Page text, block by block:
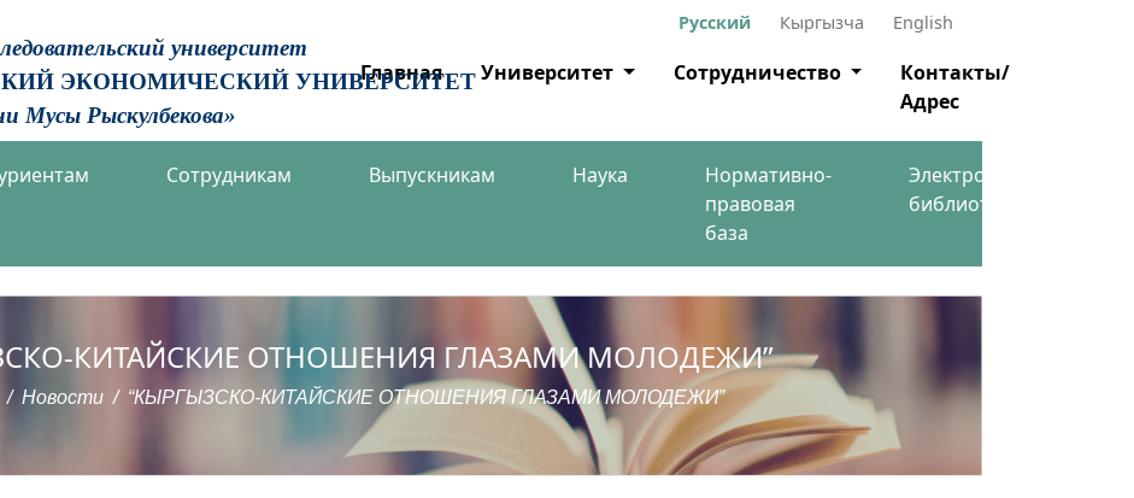
Русский Кыргызча English
университет
ЭКОНОМИЧЕСКИЙ УНИВЕРСИТЕТ
Мусы Рыскулбекова»
Главная Университет Сотрудничество
Контакты/
Адрес
Сотрудникам Выпускникам Наука
Нормативно-
правовая
база
Электронная
библиотека
КИТАЙСКИЕ ОТНОШЕНИЯ ГЛАЗАМИ МОЛОДЕЖИ”
Новости “КЫРГЫЗСКО-КИТАЙСКИЕ ОТНОШЕНИЯ ГЛАЗАМИ МОЛОДЕЖИ”